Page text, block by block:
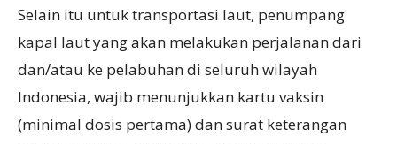
Selain itu untuk transportasi laut, penumpang
kapal laut yang akan melakukan perjalanan dari
dan/atau ke pelabuhan di seluruh wilayah
Indonesia, wajib menunjukkan kartu vaksin
(minimal dosis pertama) dan surat keterangan